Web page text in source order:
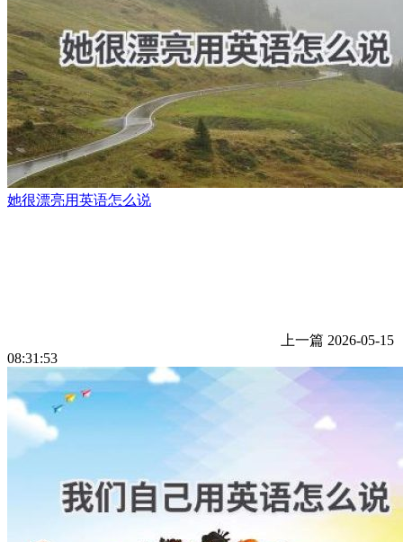
她很漂亮用英语怎么说
上一篇 2026-05-15
08:31:53